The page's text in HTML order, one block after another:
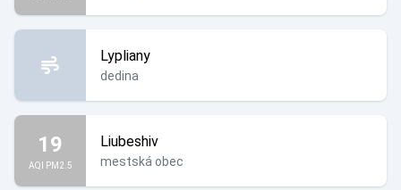
Lypliany
dedina
19
AQI PM2.5
Liubeshiv
mestská obec